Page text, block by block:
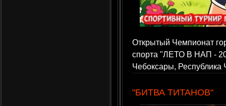
Открытый Чемпионат
спорта "ЛЕТО В НАП -
Чебоксары, Республика
"БИТВА ТИТАНОВ"